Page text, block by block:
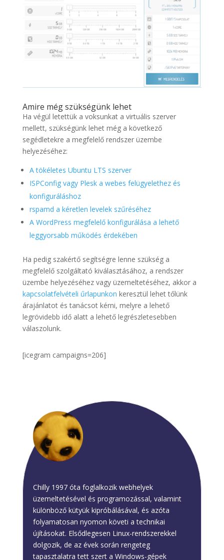
Amire még szükségünk lehet
Ha végül letettük a voksunkat a virtuális szerver
mellett, szükségünk lehet még a következő
segédletekre a megfelelő rendszer üzembe
helyezéséhez:
A tökéletes Ubuntu LTS szerver
ISPConfig vagy Plesk a webes felügyelethez és
konfiguráláshoz
rspamd a kéretlen levelek szűréséhez
A WordPress megfelelő konfigurálása a lehető
leggyorsabb működés érdekében
Ha pedig szakértő segítségre lenne szükség a
megfelelő szolgáltató kiválasztásához, a rendszer
üzembe helyezéséhez vagy üzemeltetéséhez, akkor a
kapcsolatfelvételi űrlapunkon keresztül lehet tőlünk
árajánlatot és tanácsot kérni, melyre a lehető
legrövidebb idő alatt a lehető legrészletesebben
válaszolunk.
[icegram campaigns=206]
Chilly 1997 óta foglalkozik webhelyek
üzemeltetésével és programozással, valamint
különböző kütyük kipróbálásával, és azóta
folyamatosan nyomon követi a technikai
újításokat. Elsődlegesen Linux-rendszerekkel
dolgozik, de az évek során rengeteg
tapasztalatra tett szert a Windows-gépek